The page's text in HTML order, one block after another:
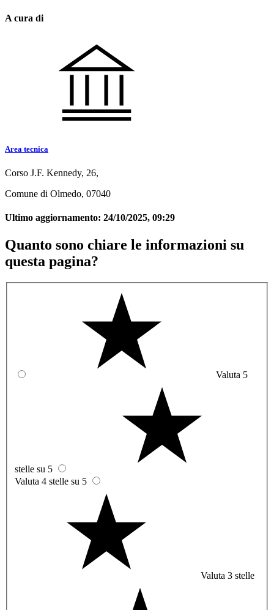
A cura di
Area tecnica
Corso J.F. Kennedy, 26,
Comune di Olmedo, 07040
Ultimo aggiornamento: 24/10/2025, 09:29
Quanto sono chiare le informazioni su
questa pagina?
Valuta 5
stelle su 5
Valuta 4 stelle su 5
Valuta 3 stelle